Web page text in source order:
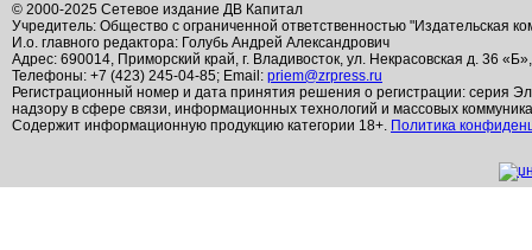
© 2000-2025 Сетевое издание ДВ Капитал
Учредитель: Общество с ограниченной ответственностью "Издательская
И.о. главного редактора: Голубь Андрей Александрович
Адрес: 690014, Приморский край, г. Владивосток, ул. Некрасовская д. 36
Телефоны: +7 (423) 245-04-85; Email: priem@zrpress.ru
Регистрационный номер и дата принятия решения о регистрации: серия
надзору в сфере связи, информационных технологий и массовых
Содержит информационную продукцию категории 18+. Политика